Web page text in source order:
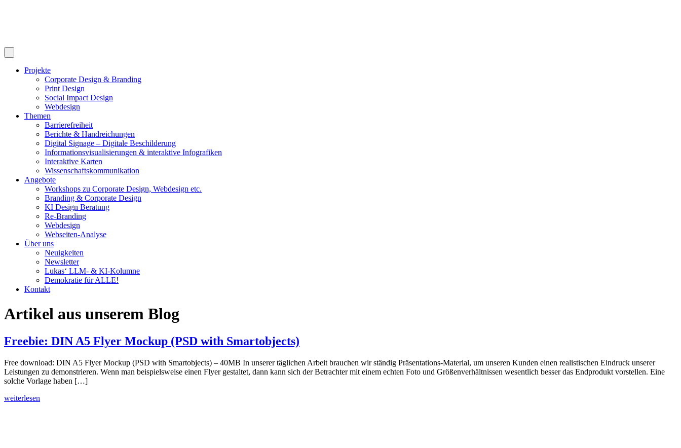
Projekte
Corporate Design & Branding
Print Design
Social Impact Design
Webdesign
Themen
Barrierefreiheit
Berichte & Handreichungen
Digital Signage – Digitale Beschilderung
Informationsvisualisierungen & interaktive Infografiken
Interaktive Karten
Wissenschaftskommunikation
Angebote
Workshops zu Corporate Design, Webdesign etc.
Branding & Corporate Design
KI Design Beratung
Re-Branding
Webdesign
Webseiten-Analyse
Über uns
Neuigkeiten
Newsletter
Lukas‘ LLM- & KI-Kolumne
Demokratie für ALLE!
Kontakt
Artikel aus unserem Blog
Freebie: DIN A5 Flyer Mockup (PSD with Smartobjects)
Free download: DIN A5 Flyer Mockup (PSD with Smartobjects) – 40MB In unserer täglichen Arbeit brauchen wir ständig Präsentations-Material, um unseren Kunden einen realistischen Eindruck unserer
Leistungen zu demonstrieren. Wenn man beispielsweise einen Flyer gestaltet, dann kann sich der Betrachter mit einem echten Foto und Größenverhältnissen wesentlich besser das Endprodukt vorstellen. Eine
solche Vorlage haben […]
weiterlesen